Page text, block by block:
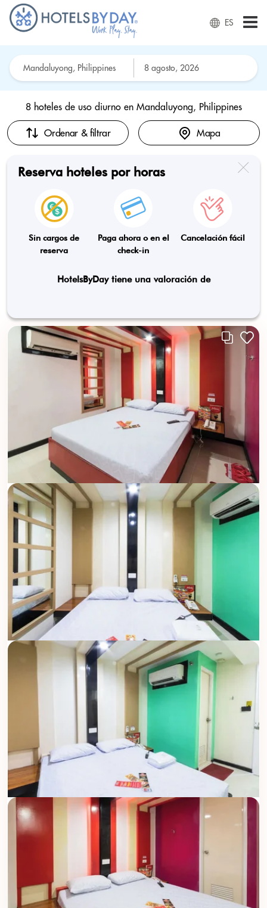
ES
8 hoteles de uso diurno en Mandaluyong, Philippines
Ordenar & filtrar Mapa
Reserva hoteles por horas
Sin cargos de
reserva
Paga ahora o en el
check-in
Cancelación fácil
HotelsByDay tiene una valoración de